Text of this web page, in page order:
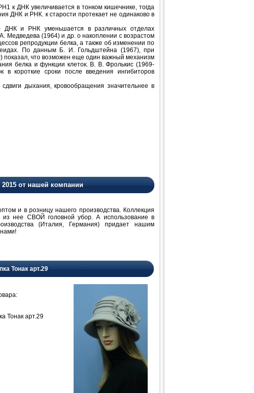
к ДНК увеличивается в тонком кишечнике, тогда
ДНК и РНК. к старости протекает не одинаково в
и РНК уменьшается в различных отделах
Медведева (1964) и др. о накоплении с возрастом
репродукции белка, а также об изменении по
По данным Б. И. Гольдштейна (1967), при
показал, что возможен еще один важный механизм
белка и функции клеток. В. В. Фролькис (1969-
короткие сроки после введения ингибиторов
дыхания, кровообращения значительнее в
от нашей компании
и в розницу нашего производства. Коллекция
нее СВОЙ головной убор. А использование в
(Италия, Германия) придает нашим
Тонак арт.29
Тонак арт.29